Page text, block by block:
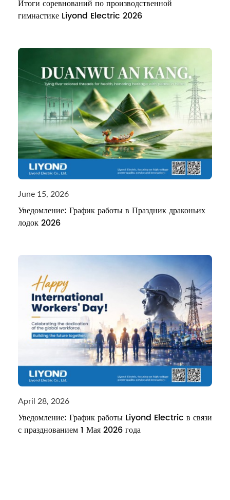
Итоги соревнований по производственной
гимнастике Liyond Electric 2026
June 15, 2026
Уведомление: График работы в Праздник драконьих
лодок 2026
April 28, 2026
Уведомление: График работы Liyond Electric в связи
с празднованием 1 Мая 2026 года